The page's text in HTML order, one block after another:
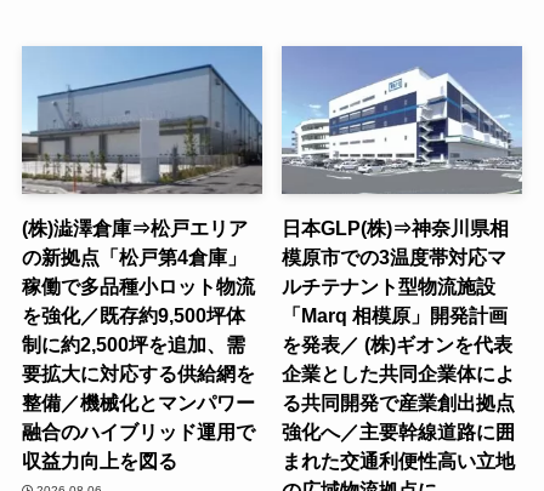
(株)澁澤倉庫⇒松戸エリア
の新拠点「松戸第4倉庫」
稼働で多品種小ロット物流
を強化／既存約9,500坪体
制に約2,500坪を追加、需
要拡大に対応する供給網を
整備／機械化とマンパワー
融合のハイブリッド運用で
収益力向上を図る
日本GLP(株)⇒神奈川県相
模原市での3温度帯対応マ
ルチテナント型物流施設
「Marq 相模原」開発計画
を発表／ (株)ギオンを代表
企業とした共同企業体によ
る共同開発で産業創出拠点
強化へ／主要幹線道路に囲
まれた交通利便性高い立地